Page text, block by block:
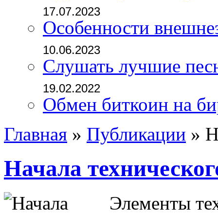
17.07.2023
Особенности
10.06.2023
Слушать лучшие
19.02.2022
Обмен биткоин на
Главная » Публикации »
Начала
Элементы